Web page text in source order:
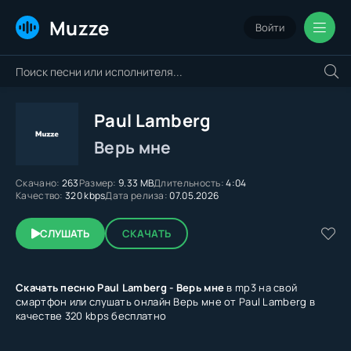
Muzze Войти
Paul Lamberg
Верь мне
Скачано: 263Размер: 9.33 MBДлительность:4:04
Качество: 320 kbpsДата релиза:07.05.2026
СЛУШАТЬ СКАЧАТЬ
Скачать песню Paul Lamberg - Верь мне в mp3 на свой
смартфон или слушать онлайн Верь мне от Paul Lamberg в
качестве 320 kbps бесплатно